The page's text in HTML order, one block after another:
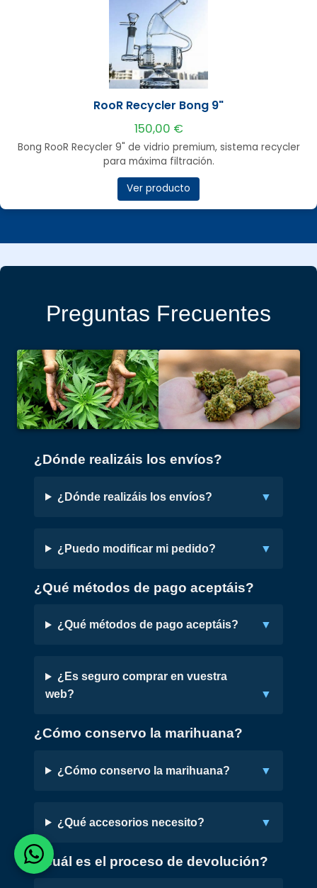
RooR Recycler Bong 9"
150,00 €
Bong RooR Recycler 9" de vidrio premium, sistema recycler
para máxima filtración.
Ver producto
Preguntas Frecuentes
¿Dónde realizáis los envíos?
¿Dónde realizáis los envíos?
¿Puedo modificar mi pedido?
¿Qué métodos de pago aceptáis?
¿Qué métodos de pago aceptáis?
¿Es seguro comprar en vuestra
web?
¿Cómo conservo la marihuana?
¿Cómo conservo la marihuana?
¿Qué accesorios necesito?
¿Cuál es el proceso de devolución?